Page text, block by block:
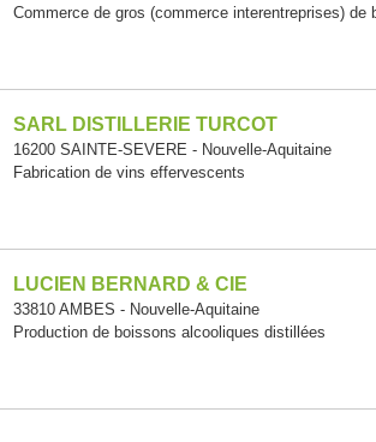
Commerce de gros (commerce interentreprises) de
SARL DISTILLERIE TURCOT
16200 SAINTE-SEVERE - Nouvelle-Aquitaine
Fabrication de vins effervescents
LUCIEN BERNARD & CIE
33810 AMBES - Nouvelle-Aquitaine
Production de boissons alcooliques distillées